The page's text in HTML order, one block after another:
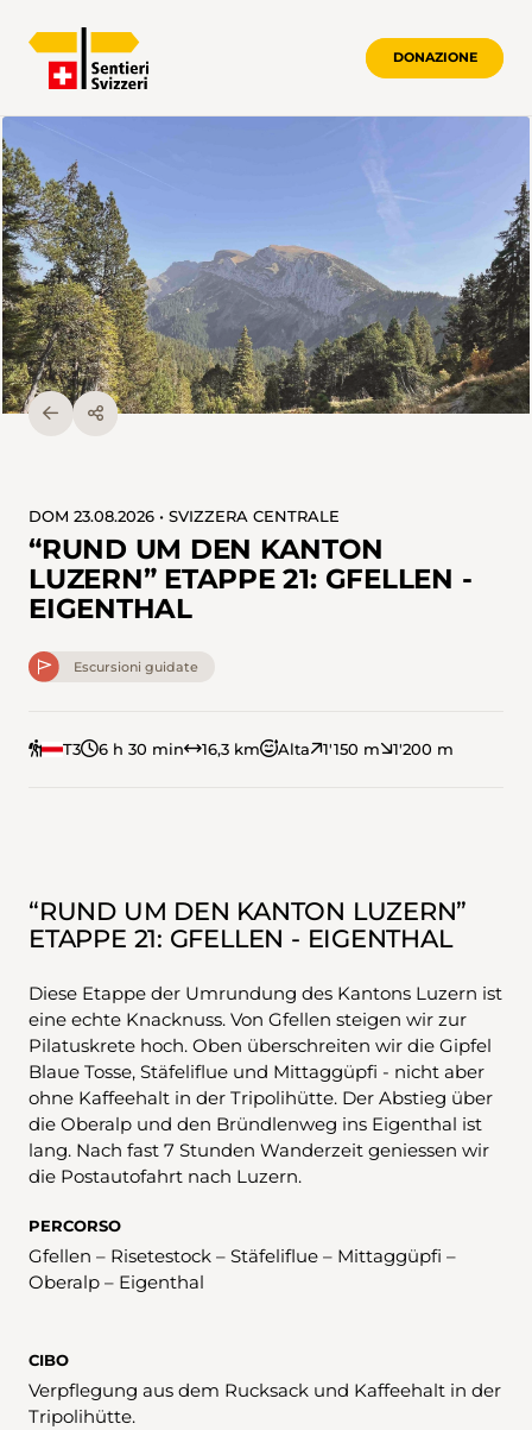
DONAZIONE
DOM 23.08.2026 • SVIZZERA CENTRALE
“RUND UM DEN KANTON
LUZERN” ETAPPE 21: GFELLEN -
EIGENTHAL
Escursioni guidate
T3 6 h 30 min 16,3 km Alta 1'150 m 1'200 m
“RUND UM DEN KANTON LUZERN”
ETAPPE 21: GFELLEN - EIGENTHAL
Diese Etappe der Umrundung des Kantons Luzern ist
eine echte Knacknuss. Von Gfellen steigen wir zur
Pilatuskrete hoch. Oben überschreiten wir die Gipfel
Blaue Tosse, Stäfeliflue und Mittaggüpfi - nicht aber
ohne Kaffeehalt in der Tripolihütte. Der Abstieg über
die Oberalp und den Bründlenweg ins Eigenthal ist
lang. Nach fast 7 Stunden Wanderzeit geniessen wir
die Postautofahrt nach Luzern.
PERCORSO
Gfellen – Risetestock – Stäfeliflue – Mittaggüpfi –
Oberalp – Eigenthal
CIBO
Verpflegung aus dem Rucksack und Kaffeehalt in der
Tripolihütte.